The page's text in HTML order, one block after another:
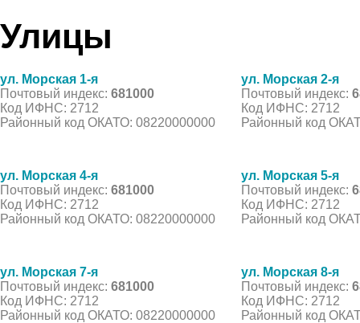
Улицы
ул. Морская 1-я
Почтовый индекс: 681000
Код ИФНС: 2712
Районный код ОКАТО: 08220000000
ул. Морская 2-я
Почтовый индекс:
Код ИФНС: 2712
Районный код
ул. Морская 4-я
Почтовый индекс: 681000
Код ИФНС: 2712
Районный код ОКАТО: 08220000000
ул. Морская 5-я
Почтовый индекс:
Код ИФНС: 2712
Районный код
ул. Морская 7-я
Почтовый индекс: 681000
Код ИФНС: 2712
Районный код ОКАТО: 08220000000
ул. Морская 8-я
Почтовый индекс:
Код ИФНС: 2712
Районный код